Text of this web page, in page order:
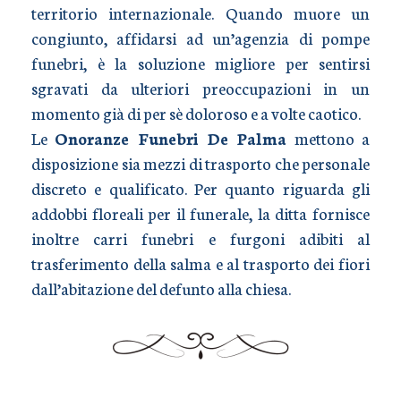
territorio internazionale. Quando muore un
congiunto, affidarsi ad un’agenzia di pompe
funebri, è la soluzione migliore per sentirsi
sgravati da ulteriori preoccupazioni in un
momento già di per sè doloroso e a volte caotico.
Le Onoranze Funebri De Palma mettono a
disposizione sia mezzi di trasporto che personale
discreto e qualificato. Per quanto riguarda gli
addobbi floreali per il funerale, la ditta fornisce
inoltre carri funebri e furgoni adibiti al
trasferimento della salma e al trasporto dei fiori
dall’abitazione del defunto alla chiesa.